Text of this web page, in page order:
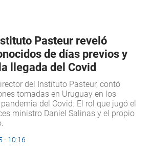
Pasteur reveló
de días previos y
llegada del Covid
del Instituto Pasteur, contó
tomadas en Uruguay en los
del Covid. El rol que jugó el
ministro Daniel Salinas y el propio
- 10:16